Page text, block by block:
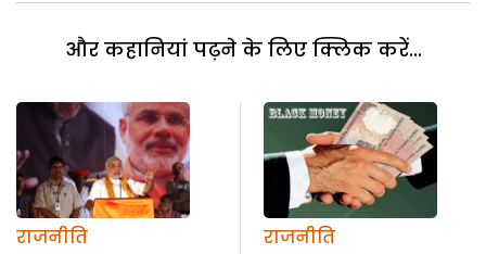
और कहानियां पढ़ने के लिए क्लिक करें...
राजनीति
राजनीति